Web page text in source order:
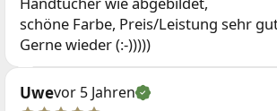
schöne Farbe, Preis/Leistung sehr
Gerne wieder (:-)))))
Uwevor 5 Jahren